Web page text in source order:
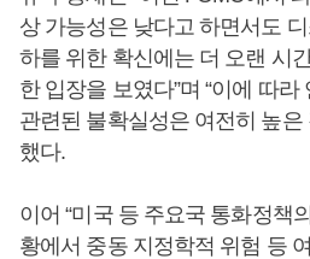
상 가능성은 낮다고 하면서도
하를 위한 확신에는 더 오랜 시
한 입장을 보였다”며 “이에 따
관련된 불확실성은 여전히 높은
했다.
이어 “미국 등 주요국 통화정책
황에서 중동 지정학적 위험 등